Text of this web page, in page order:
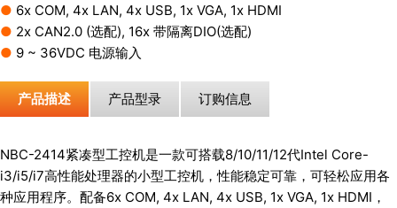
● 6x COM, 4x LAN, 4x USB, 1x VGA, 1x HDMI
● 2x CAN2.0 (选配), 16x 带隔离DIO(选配)
● 9 ~ 36VDC 电源输入
产品描述 产品型录 订购信息
NBC-2414紧凑型工控机是一款可搭载8/10/11/12代Intel Core-
i3/i5/i7高性能处理器的小型工控机，性能稳定可靠，可轻松应用各
种应用程序。配备6x COM, 4x LAN, 4x USB, 1x VGA, 1x HDMI，